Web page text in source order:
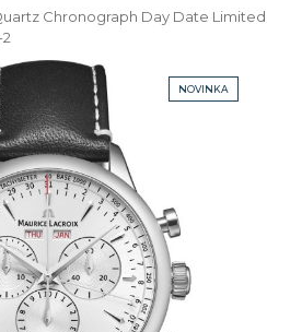
Chronograph Day Date Limited
NOVINKA